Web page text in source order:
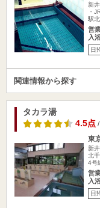
新
・
駅
営
入
日
関連情報から探す
タカラ湯
4.5点/
東
新
北
4号
営
入
日